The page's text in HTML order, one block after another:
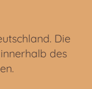
Die
des